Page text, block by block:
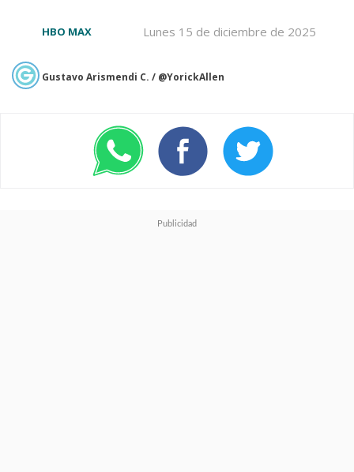
Lunes 15 de diciembre de 2025
HBO MAX
Gustavo Arismendi C. / @YorickAllen